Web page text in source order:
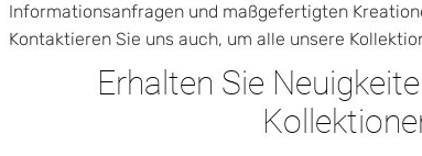
Informationsanfragen und maßgefertigten
Kontaktieren Sie uns auch, um alle unsere
Erhalten Sie